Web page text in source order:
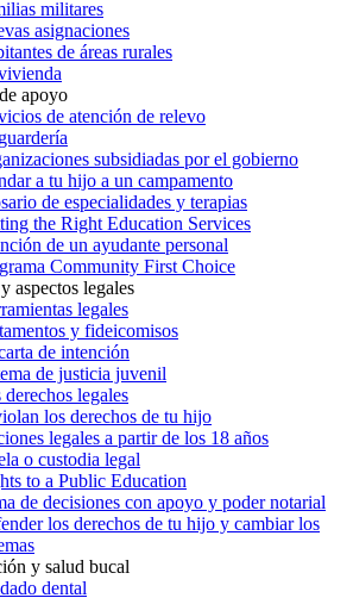
militares
asignaciones
de áreas rurales
apoyo
de atención de relevo
subsidiadas por el gobierno
a tu hijo a un campamento
de especialidades y terapias
the Right Education Services
de un ayudante personal
Community First Choice
aspectos legales
legales
y fideicomisos
de intención
de justicia juvenil
derechos legales
los derechos de tu hijo
legales a partir de los 18 años
o custodia legal
to a Public Education
de decisiones con apoyo y poder notarial
los derechos de tu hijo y cambiar los
y salud bucal
dental